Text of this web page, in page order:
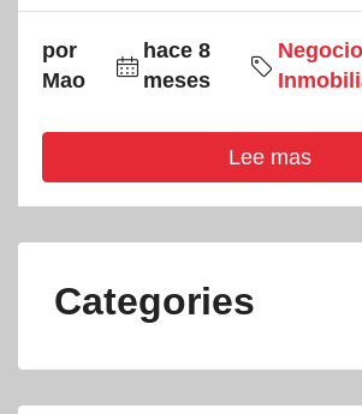
por
Mao
hace 8
meses
Lee mas
Categories